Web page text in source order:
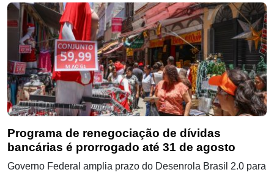
Programa de renegociação de dívidas
bancárias é prorrogado até 31 de agosto
Governo Federal amplia prazo do Desenrola Brasil 2.0 para